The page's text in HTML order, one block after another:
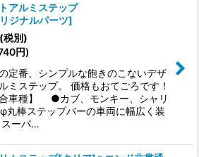
絞り込む
アルミステップ
ジナルパーツ]
(税別)
円)
定番、シンプルな飽きのこないデザ
ミステップ。 価格もおてごろです！
合車種】 ●カブ、モンキー、シャリ
丸棒ステップバーの車両に幅広く装
ーパ…